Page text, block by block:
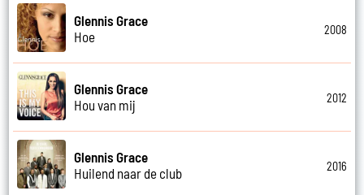
Glennis Grace
Hoe
2008
Glennis Grace
Hou van mij
2012
Glennis Grace
Huilend naar de club
2016